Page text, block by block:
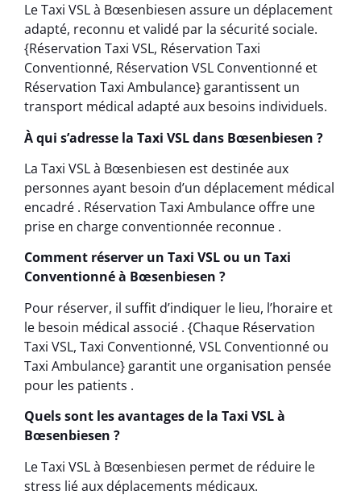
Le Taxi VSL à Bœsenbiesen assure un déplacement
adapté, reconnu et validé par la sécurité sociale.
{Réservation Taxi VSL, Réservation Taxi
Conventionné, Réservation VSL Conventionné et
Réservation Taxi Ambulance} garantissent un
transport médical adapté aux besoins individuels.
À qui s’adresse la Taxi VSL dans Bœsenbiesen ?
La Taxi VSL à Bœsenbiesen est destinée aux
personnes ayant besoin d’un déplacement médical
encadré . Réservation Taxi Ambulance offre une
prise en charge conventionnée reconnue .
Comment réserver un Taxi VSL ou un Taxi
Conventionné à Bœsenbiesen ?
Pour réserver, il suffit d’indiquer le lieu, l’horaire et
le besoin médical associé . {Chaque Réservation
Taxi VSL, Taxi Conventionné, VSL Conventionné ou
Taxi Ambulance} garantit une organisation pensée
pour les patients .
Quels sont les avantages de la Taxi VSL à
Bœsenbiesen ?
Le Taxi VSL à Bœsenbiesen permet de réduire le
stress lié aux déplacements médicaux.